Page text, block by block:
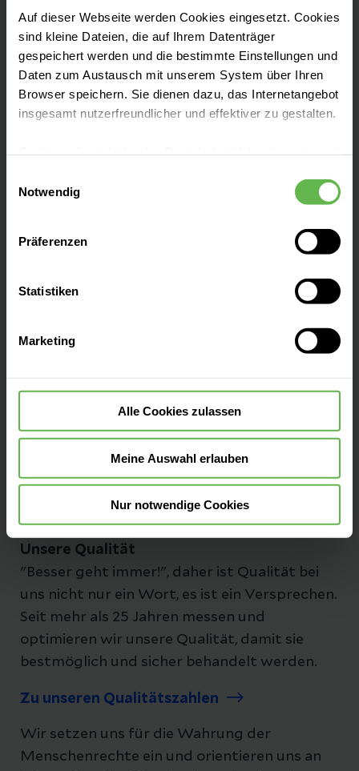
Auf dieser Webseite werden Cookies eingesetzt. Cookies
sind kleine Dateien, die auf Ihrem Datenträger
gespeichert werden und die bestimmte Einstellungen und
Daten zum Austausch mit unserem System über Ihren
Browser speichern. Sie dienen dazu, das Internetangebot
insgesamt nutzerfreundlicher und effektiver zu gestalten.
eingesetzt werden.
Es steht Ihnen frei, unsere Seite mit nur den notwendigen
Cookies zu benutzen, eine individuelle Auswahl
oder durch Auswahl von „Alle Cookies akzeptieren“ in die
widerrufen.
Notwendig
Präferenzen
Statistiken
Marketing
Alle Cookies zulassen
Meine Auswahl erlauben
Nur notwendige Cookies
Fachbereiche
Zentren
Veranstaltungen
Unsere Qualität
"Besser geht immer!", daher ist Qualität bei
uns nicht nur ein Wort, es ist ein Versprechen.
Seit mehr als 25 Jahren messen und
optimieren wir unsere Qualität, damit sie
bestmöglich und sicher behandelt werden.
Zu unseren Qualitätszahlen
Wir setzen uns für die Wahrung der
Menschenrechte ein und orientieren uns an